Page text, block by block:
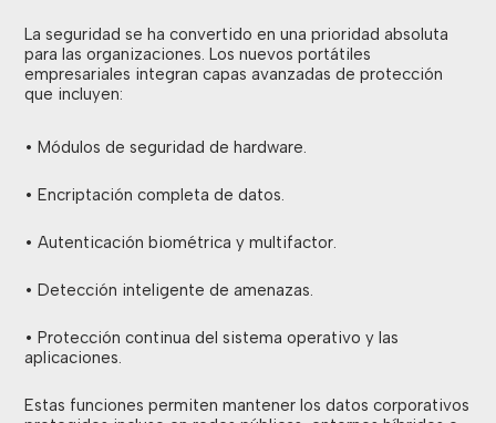
La seguridad se ha convertido en una prioridad absoluta
para las organizaciones. Los nuevos portátiles
empresariales integran capas avanzadas de protección
que incluyen:
• Módulos de seguridad de hardware.
• Encriptación completa de datos.
• Autenticación biométrica y multifactor.
• Detección inteligente de amenazas.
• Protección continua del sistema operativo y las
aplicaciones.
Estas funciones permiten mantener los datos corporativos